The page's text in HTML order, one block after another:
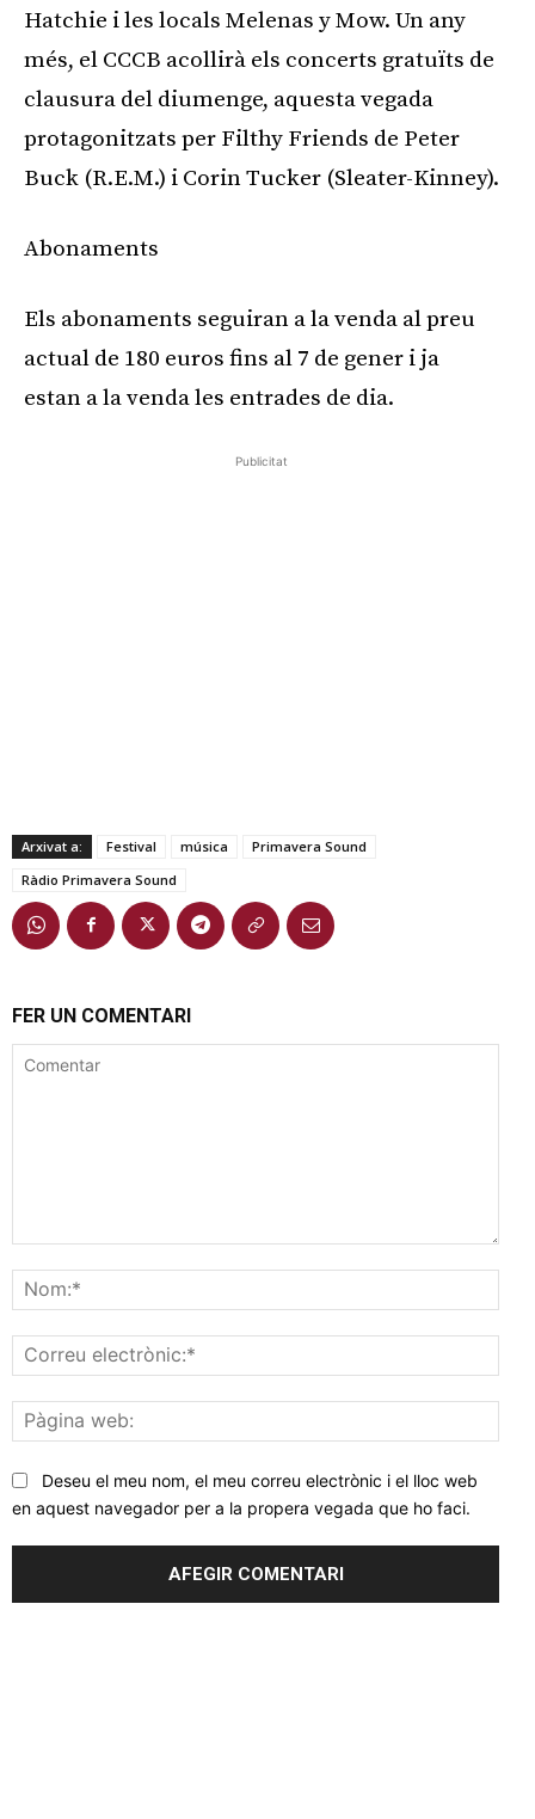
Hatchie i les locals Melenas y Mow. Un any
més, el CCCB acollirà els concerts gratuïts de
clausura del diumenge, aquesta vegada
protagonitzats per Filthy Friends de Peter
Buck (R.E.M.) i Corin Tucker (Sleater-Kinney).
Abonaments
Els abonaments seguiran a la venda al preu
actual de 180 euros fins al 7 de gener i ja
estan a la venda les entrades de dia.
Publicitat
Arxivat a: Festival música
Primavera Sound
Ràdio Primavera Sound
FER UN COMENTARI
web:
Deseu el meu nom, el meu correu electrònic i el lloc web
en aquest navegador per a la propera vegada que ho faci.